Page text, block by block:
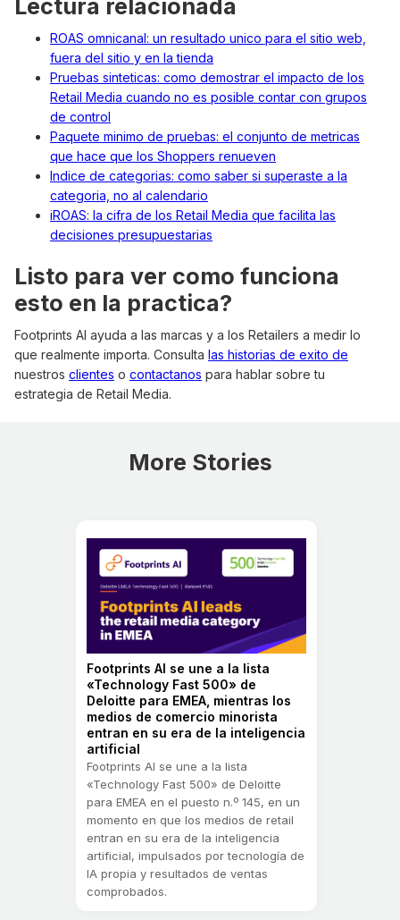
Lectura relacionada
ROAS omnicanal: un resultado unico para el sitio web,
fuera del sitio y en la tienda
Pruebas sinteticas: como demostrar el impacto de los
Retail Media cuando no es posible contar con grupos
de control
Paquete minimo de pruebas: el conjunto de metricas
que hace que los Shoppers renueven
Indice de categorias: como saber si superaste a la
categoria, no al calendario
iROAS: la cifra de los Retail Media que facilita las
decisiones presupuestarias
Listo para ver como funciona
esto en la practica?
Footprints AI ayuda a las marcas y a los Retailers a medir lo
que realmente importa. Consulta las historias de exito de
nuestros clientes o contactanos para hablar sobre tu
estrategia de Retail Media.
More Stories
Footprints AI se une a la lista
«Technology Fast 500» de
Deloitte para EMEA, mientras los
medios de comercio minorista
entran en su era de la inteligencia
artificial
Footprints AI se une a la lista
«Technology Fast 500» de Deloitte
para EMEA en el puesto n.º 145, en un
momento en que los medios de retail
entran en su era de la inteligencia
artificial, impulsados por tecnología de
IA propia y resultados de ventas
comprobados.